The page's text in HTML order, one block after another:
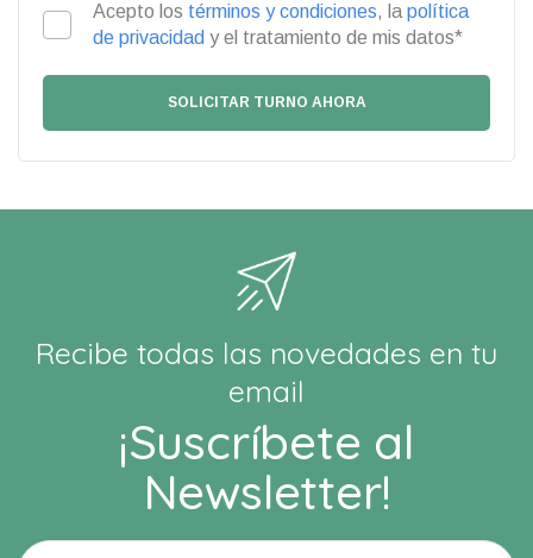
Acepto los términos y condiciones, la política
de privacidad y el tratamiento de mis datos*
Recibe todas las novedades en tu
email
¡Suscríbete al
Newsletter!